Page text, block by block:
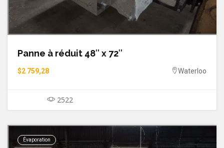
Panne à réduit 48″ x 72″
$2 759,28 Waterloo
2522
Évaporation